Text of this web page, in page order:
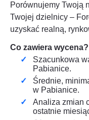
Porównujemy Twoją
Twojej dzielnicy –
uzyskać realną,
Co zawiera wycena?
Szacunkowa
Pabianice.
Średnie,
w Pabianice.
Analiza zmian
ostatnie